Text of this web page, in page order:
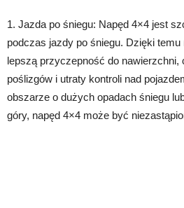
1. Jazda po śniegu: Napęd 4×4 jest
podczas jazdy po śniegu. Dzięki
lepszą przyczepność do nawierzchni,
poślizgów i utraty kontroli nad
obszarze o dużych opadach śniegu
góry, napęd 4×4 może być